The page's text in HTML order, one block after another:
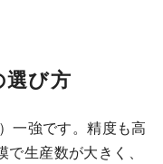
選び方
一強です。精度も高
生産数が大きく、